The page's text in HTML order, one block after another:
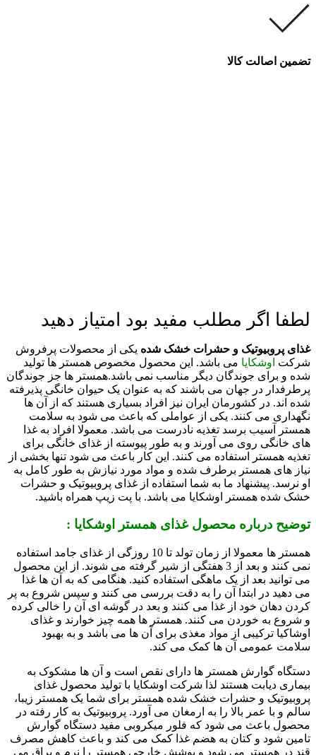
تضمین اصالت کالا
لطفا اگر مطلب مفید بود امتیاز دهید
غذای پروبیوتیک و حشرات خشک شده یکی از محصولات پرفروش
شرکت اوشکایا می باشد. این محصول مخصوص همستر ها تولید
شده و برای جوندگان دیگر مناسب نمی باشد.همستر ها جز جوندگان
پرطرفدار در جهان می باشند که به عنوان یک حیوان خانگی پذیرفته
شده اند. در کشورمان ایران نیز افراد بسیاری هستند که از آن ها
نگهداری می کنند. یکی از عواملی که باعث می شود به سلامت
همستر آسیب برسد تغذیه نادرست می باشد. معمولا افراد به غذا
های خانگی روی می آورند و به طور پیوسته از غذای خانگی برای
تغذیه همستر استفاده می کنند. این کار باعث می شود تنها بخشی از
نیاز های همستر برطرف شده و مواد مورد نیازش به طور کامل به
او نرسد. پیشنهاد ما به شما استفاده از غذای پروبیوتیک و حشرات
خشک شده همستر اوشکایا می باشد. با پت زیپ همراه باشید.
توضیح درباره محصول غذای همستر اوشکایا :
همستر ها معمولا از زمان تولد تا 10 روزگی از غذای جامد استفاده
نمی کنند و بعد از 3 هفتگی از شیر گرفته می شوند. از این محصول
می توانید بعد از یک ماهگی استفاده کنید. هنگامی که به آن ها غذا
می دهید در ابتدا آن را به دقت بررسی می کنند و سپس شروع به پر
کردن دهان خود از غذا می کنند و بعد در گوشه ای آن را خالی کرده
و شروع به خوردن می کنند. همستر ها همه چیز خوارند و غذای
اوشاکیا ترکیبی از مواد مغذی برای آن ها می باشد و به بهبود
سلامت عمومی آن ها کمک می کند.
دستگاه گوارش همستر ها دارای نقص است و آن ها مشکوک به
بیماری دیابت هستند لذا شرکت اوشکایا با تولید محصول غذای
پروبیوتیک و حشرات خشک شده همستر برای شما یک همستر زیبا،
سالم و با عمر بالا را به ارمغان می آورد. پروبیوتیک به کار رفته در
محصول باعث می شود که فلور میکروبی مفید دستگاه گوارش
تامین شود و کتان به هضم غذا کمک می کند و باعث کاهش مصرف
قند در همستر می شود و پوشش خارجی همستر را نرم و براق می